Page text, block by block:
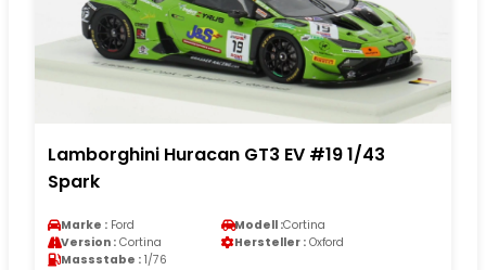
Lamborghini Huracan GT3 EV #19 1/43
Spark
Marke : Ford Modell :Cortina
Version : Cortina Hersteller : Oxford
Massstabe : 1/76